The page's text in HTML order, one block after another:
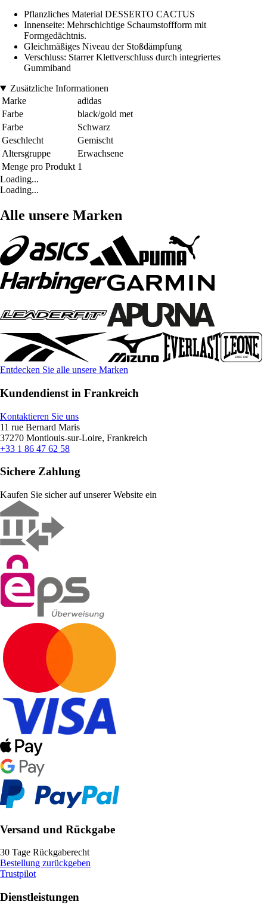
Pflanzliches Material DESSERTO CACTUS
Innenseite: Mehrschichtige Schaumstoffform mit
Formgedächtnis.
Gleichmäßiges Niveau der Stoßdämpfung
Verschluss: Starrer Klettverschluss durch integriertes
Gummiband
Zusätzliche Informationen
Marke
adidas
Farbe
black/gold met
Farbe
Schwarz
Geschlecht
Gemischt
Altersgruppe
Erwachsene
Menge pro Produkt 1
Loading...
Loading...
Alle unsere Marken
Entdecken Sie alle unsere Marken
Kundendienst in Frankreich
Kontaktieren Sie uns
11 rue Bernard Maris
37270 Montlouis-sur-Loire, Frankreich
+33 1 86 47 62 58
Sichere Zahlung
Kaufen Sie sicher auf unserer Website ein
Versand und Rückgabe
30 Tage Rückgaberecht
Bestellung zurückgeben
Trustpilot
Dienstleistungen